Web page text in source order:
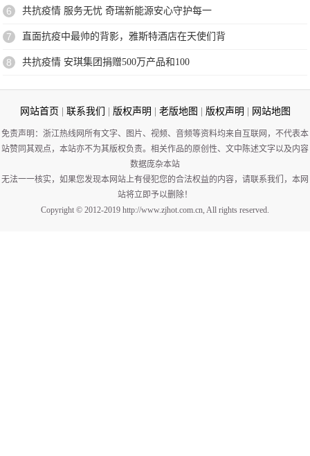
6 共抗疫情 服务无忧 奇瑞新能源安心守护每一
7 直面抗疫中最帅的背影，雅斯特酒店在天使们背
8 共抗疫情 安琪集团捐赠500万产品和100
网站首页 联系我们 版权声明 老版地图 版权声明 网站地图
免责声明：浙江热线网所有文字、图片、视频、音频等资料均来自互联网，不代表本
站赞同其观点，本站亦不为其版权负责。相关作品的原创性、文中陈述文字以及内容
数据庞杂本站
无法一一核实，如果您发现本网站上有侵犯您的合法权益的内容，请联系我们，本网
站将立即予以删除！
Copyright © 2012-2019 http://www.zjhot.com.cn, All rights reserved.